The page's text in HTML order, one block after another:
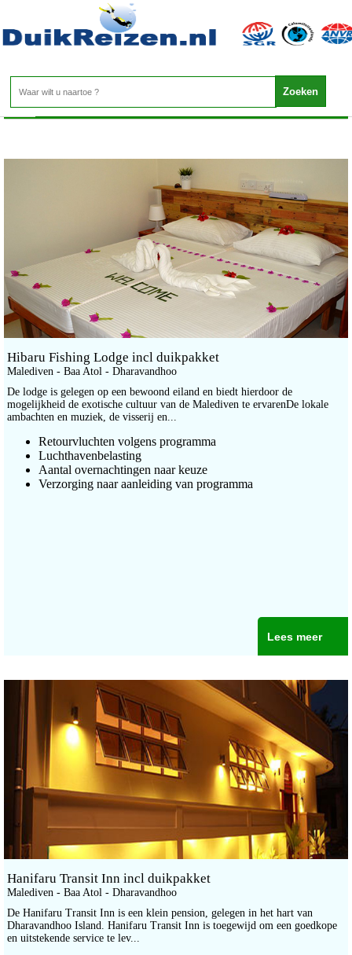
Malediven - Meemu
Home>
Hibaru Fishing Lodge incl duikpakket
Malediven - Baa Atol - Dharavandhoo
De lodge is gelegen op een bewoond eiland en biedt hierdoor de
mogelijkheid de exotische cultuur van de Malediven te ervarenDe lokale
ambachten en muziek, de visserij en...
Retourvluchten volgens programma
Luchthavenbelasting
Aantal overnachtingen naar keuze
Verzorging naar aanleiding van programma
Lees meer
Hanifaru Transit Inn incl duikpakket
Malediven - Baa Atol - Dharavandhoo
De Hanifaru Transit Inn is een klein pension, gelegen in het hart van
Dharavandhoo Island. Hanifaru Transit Inn is toegewijd om een goedkope
en uitstekende service te lev...